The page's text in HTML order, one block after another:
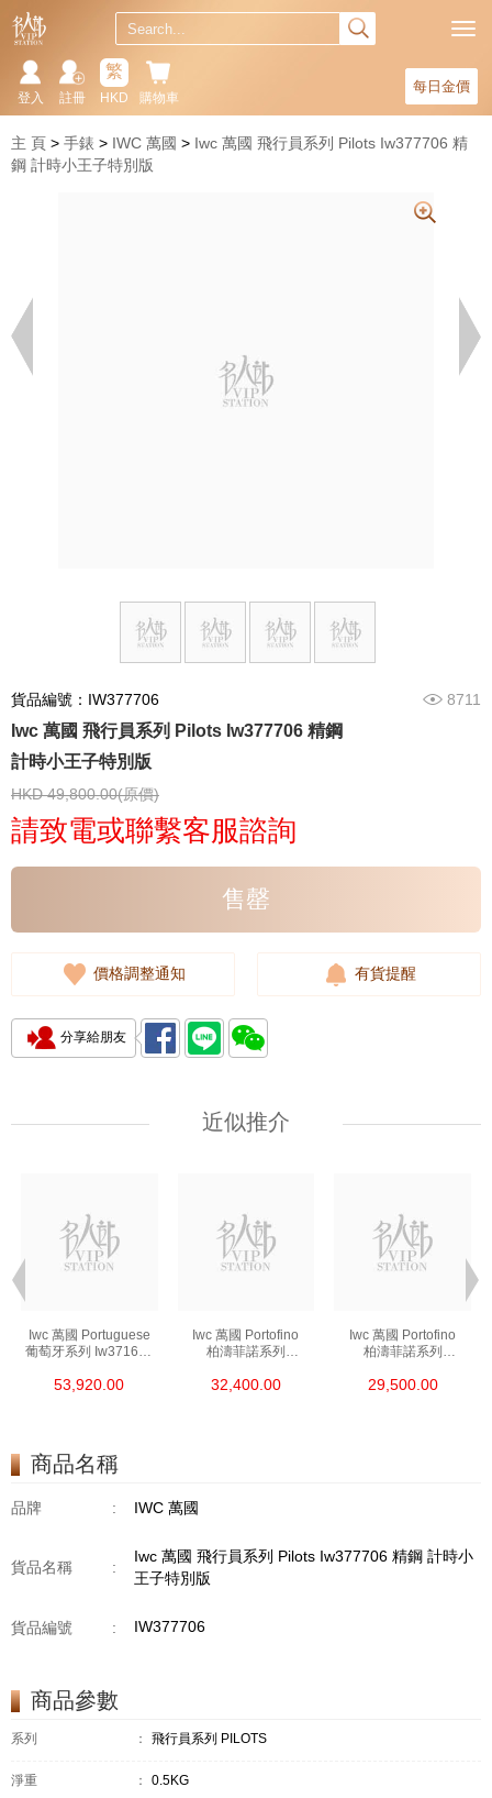
每日金價
購物車
繁
HKD
註冊
登入
主 頁 手錶 IWC 萬國
Iwc 萬國 飛行員系列 Pilots Iw377706 精
鋼 計時小王子特別版
貨品編號：IW377706 8711
Iwc 萬國 飛行員系列 Pilots Iw377706 精鋼
計時小王子特別版
HKD 49,800.00(原價)
請致電或聯繫客服諮詢
售罄
價格調整通知 有貨提醒
分享給朋友
近似推介
Iwc 萬國 Portuguese
葡萄牙系列 Iw371605
53,920.00
Iwc 萬國 Portofino
柏濤菲諾系列
32,400.00
Iwc 萬國 Portofino
柏濤菲諾系列
29,500.00
商品名稱
品牌 : IWC 萬國
貨品名稱 :
Iwc 萬國 飛行員系列 Pilots Iw377706 精鋼 計時小
王子特別版
貨品編號 : IW377706
商品參數
系列 ： 飛行員系列 PILOTS
淨重 ： 0.5KG